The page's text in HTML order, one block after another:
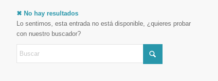
✖ No hay resultados
Lo sentimos, esta entrada no está disponible, ¿quieres probar
con nuestro buscador?